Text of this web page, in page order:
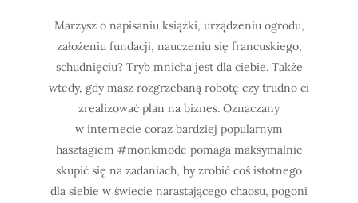
Marzysz o napisaniu książki, urządzeniu ogrodu,
założeniu fundacji, nauczeniu się francuskiego,
schudnięciu? Tryb mnicha jest dla ciebie. Także
wtedy, gdy masz rozgrzebaną robotę czy trudno ci
zrealizować plan na biznes. Oznaczany
w internecie coraz bardziej popularnym
hasztagiem #monkmode pomaga maksymalnie
skupić się na zadaniach, by zrobić coś istotnego
dla siebie w świecie narastającego chaosu, pogoni